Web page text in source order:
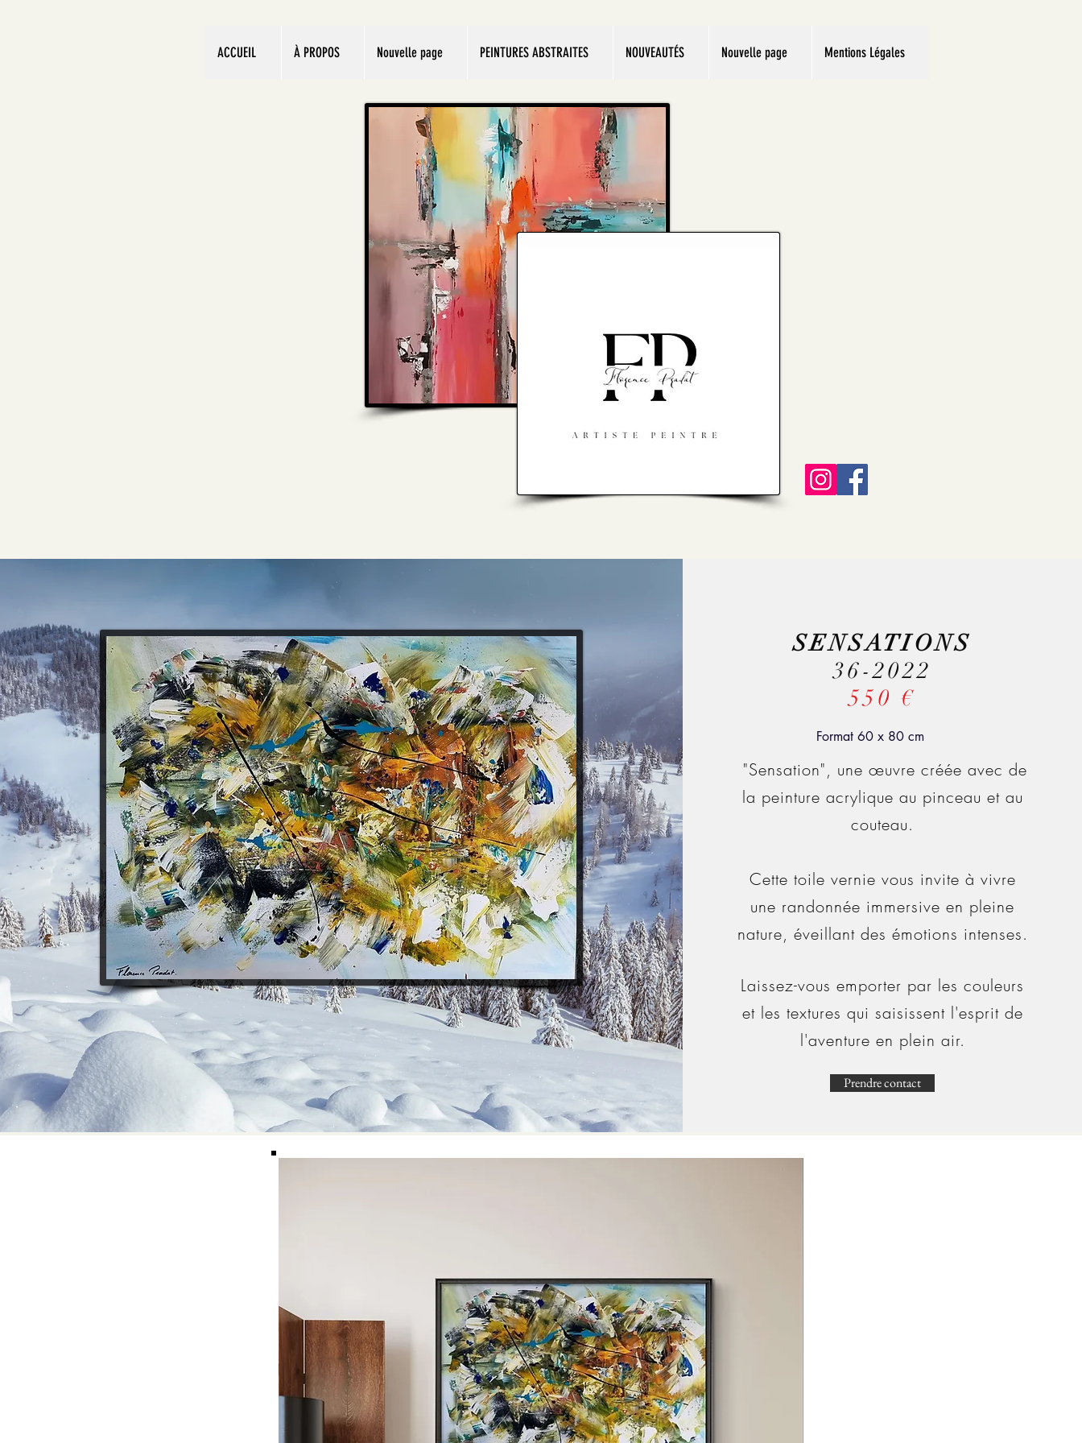
ACCUEIL À PROPOS Nouvelle page PEINTURES ABSTRAITES NOUVEAUTÉS Nouvelle page Mentions Légales
SENSATIONS
36-2022
550 €
Format 60 x 80 cm
"Sensation", une œuvre créée avec de
la peinture acrylique au pinceau et au
couteau.
Cette toile vernie vous invite à vivre
une randonnée immersive en pleine
nature, éveillant des émotions intenses.
Laissez-vous emporter par les couleurs
et les textures qui saisissent l'esprit de
l'aventure en plein air.
Prendre contact